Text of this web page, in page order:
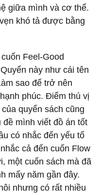
giữa mình và cơ thể.
khó tả được bằng
Feel-Good
này như cái tên
sao để trở nên
phúc. Điểm thú vị
quyển sách cũng
đề mình viết đồ án tốt
có nhắc đến yếu tố
cả đến cuốn Flow
một cuốn sách mà đã
mấy năm gần đây.
nhưng có rất nhiều